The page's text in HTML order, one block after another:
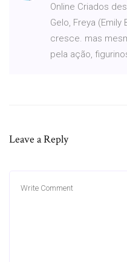
Online Criados
Gelo, Freya
cresce. mas
pela ação,
Leave a Reply